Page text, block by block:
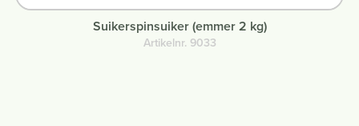
Suikerspinsuiker (emmer 2 kg)
Artikelnr. 9033